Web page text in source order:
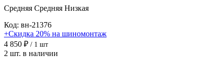
Средняя Средняя Низкая
Код: вн-21376
+Скидка 20% на шиномонтаж
4 850 ₽ / 1 шт
2 шт. в наличии